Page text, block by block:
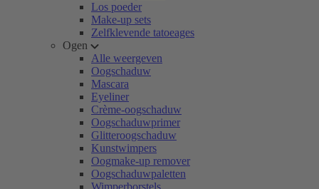
Los poeder
Make-up sets
Zelfklevende tatoeages
Ogen
Alle weergeven
Oogschaduw
Mascara
Eyeliner
Crème-oogschaduw
Oogschaduwprimer
Glitteroogschaduw
Kunstwimpers
Oogmake-up remover
Oogschaduwpaletten
Wimperborstels